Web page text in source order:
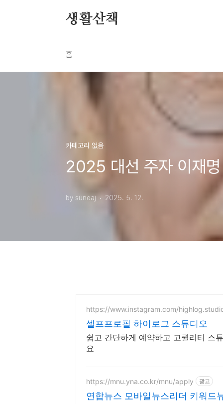
생활산책
홈
카테고리 없음
2025 대선 주자 이재명
by suneaj 2025. 5. 12.
https://www.instagram.com/
셀프프로필 하이로그 스튜디오
쉽고 간단하게 예약하고 고퀄리티 스
요
https://mnu.yna.co.kr/mnu/apply 광고
연합뉴스 모바일뉴스리더 키워드